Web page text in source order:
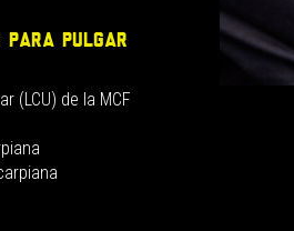
PARA PULGAR
(LCU) de la MCF